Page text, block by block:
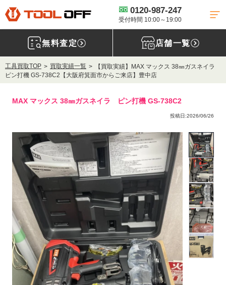
0120-987-247
受付時間 10:00～19:00
無料査定 店舗一覧
工具買取TOP 買取実績一覧
【買取実績】MAX マックス 38㎜ガスネイラ
ピン打機 GS-738C2【大阪府箕面市からご来店】豊中店
MAX マックス 38㎜ガスネイラ ピン打機 GS-738C2
投稿日:2026/06/26